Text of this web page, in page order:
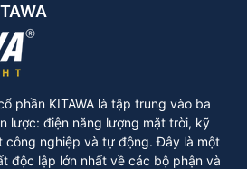
phần KITAWA là tập trung vào ba
lược: điện năng lượng mặt trời, kỹ
nghiệp và tự động. Đây là một
độc lập lớn nhất về các bộ phận và